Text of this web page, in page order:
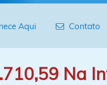
Aqui Contato
Na